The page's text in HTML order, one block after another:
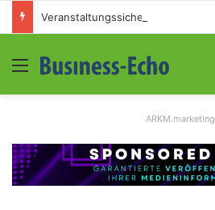
Menü
ARKM.marketing